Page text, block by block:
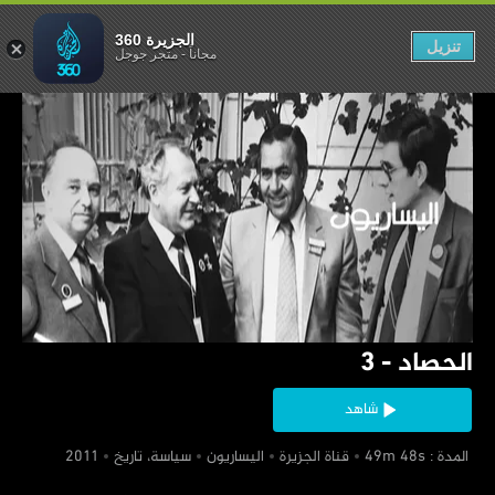
‏الحصاد - 3
شاهد
‏ المدة : 49m 48s
‏قناة الجزيرة ‏اليساريون ‏سياسة، تاريخ
الحصاد - 3
الجزيرة 360
مجاناً-متجر جوجل تنزيل